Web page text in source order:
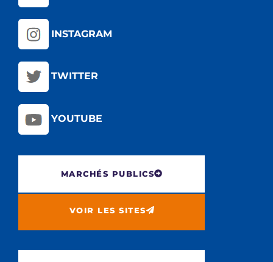
INSTAGRAM
TWITTER
YOUTUBE
MARCHÉS PUBLICS
VOIR LES SITES